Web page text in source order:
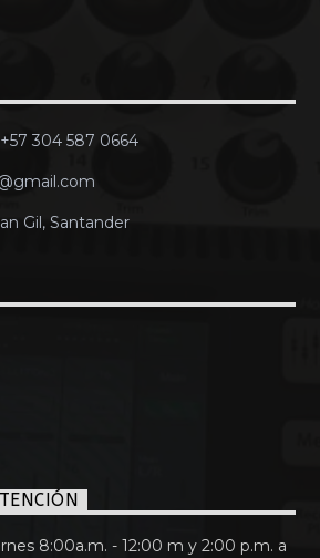
304 587 0664
Gil, Santander
8:00a.m. - 12:00 m y 2:00 p.m. a